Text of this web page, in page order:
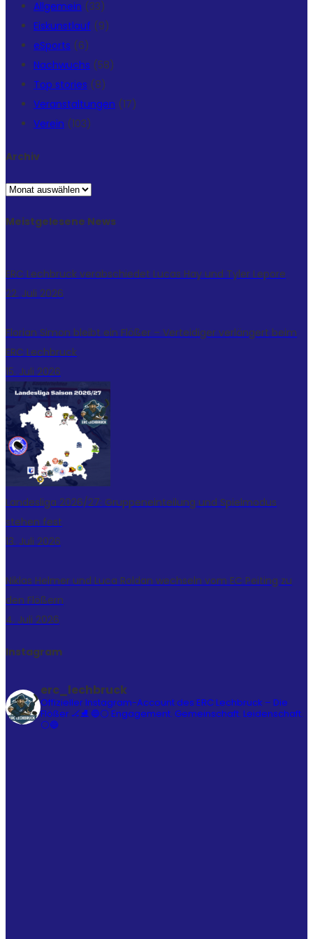
Allgemein (33)
Eiskunstlauf (9)
eSports (6)
Nachwuchs (58)
Top stories (8)
Veranstaltungen (17)
Verein (103)
Archiv
Archiv
Meistgelesene News
ERC Lechbruck verabschiedet Lucas Hay und Tyler Lepore
22. Juli 2026
Florian Simon bleibt ein Flößer – Verteidiger verlängert beim
ERC Lechbruck
15. Juli 2026
Landesliga 2026/27: Gruppeneinteilung und Spielmodus
stehen fest
13. Juli 2026
Niklas Helmer und Luca Roldan wechseln vom EC Peiting zu
den Flößern
4. Juli 2026
Instagram
erc_lechbruck
Offizieller Instagram-Account des ERC Lechbruck – Die
Flößer 🏒⛸️ 🔵⚪ Engagement. Gemeinschaft. Leidenschaft.
⚪🔵